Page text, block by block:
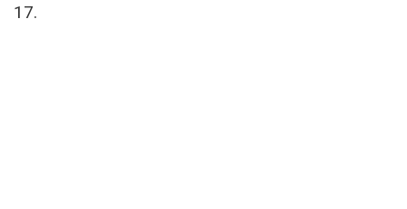
17.